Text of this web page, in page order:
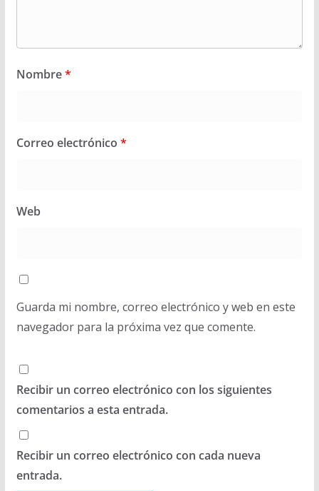
Nombre*
Correo electrónico *
Web
Guarda mi nombre, correo electrónico y web en este
navegador para la próxima vez que comente.
Recibir un correo electrónico con los siguientes
comentarios a esta entrada.
Recibir un correo electrónico con cada nueva
entrada.